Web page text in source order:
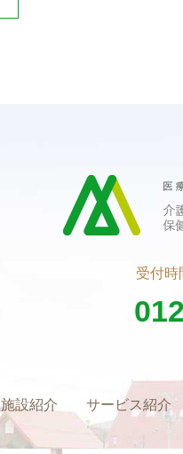
受付時
施設紹介 サービス紹介